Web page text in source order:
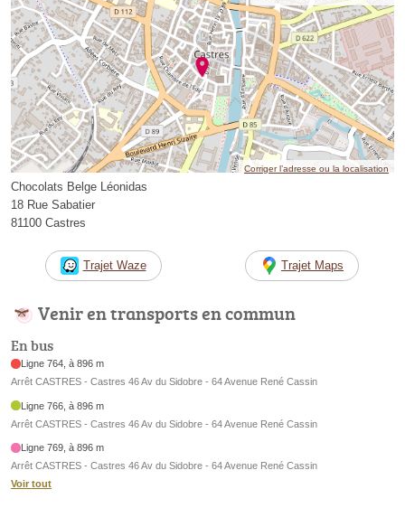
Corriger l’adresse ou la localisation
Chocolats Belge Léonidas
18 Rue Sabatier
81100 Castres
Trajet Waze Trajet Maps
Venir en transports en commun
En bus
Ligne 764, à 896 m
Arrêt CASTRES - Castres 46 Av du Sidobre - 64 Avenue René Cassin
Ligne 766, à 896 m
Arrêt CASTRES - Castres 46 Av du Sidobre - 64 Avenue René Cassin
Ligne 769, à 896 m
Arrêt CASTRES - Castres 46 Av du Sidobre - 64 Avenue René Cassin
Voir tout